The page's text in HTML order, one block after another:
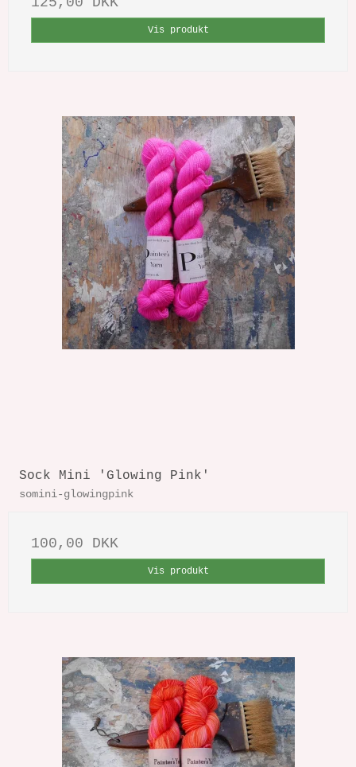
Vis produkt
Sock Mini 'Glowing Pink'
somini-glowingpink
100,00 DKK
Vis produkt